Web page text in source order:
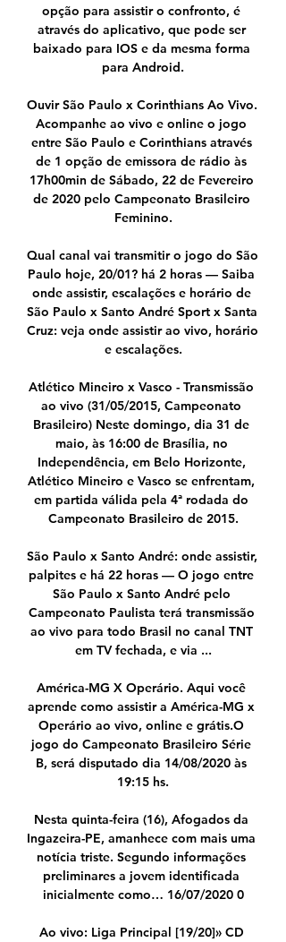
opção para assistir o confronto, é
através do aplicativo, que pode ser
baixado para IOS e da mesma forma
para Android.
Ouvir São Paulo x Corinthians Ao Vivo.
Acompanhe ao vivo e online o jogo
entre São Paulo e Corinthians através
de 1 opção de emissora de rádio às
17h00min de Sábado, 22 de Fevereiro
de 2020 pelo Campeonato Brasileiro
Feminino.
Qual canal vai transmitir o jogo do São
Paulo hoje, 20/01? há 2 horas — Saiba
onde assistir, escalações e horário de
São Paulo x Santo André Sport x Santa
Cruz: veja onde assistir ao vivo, horário
e escalações.
Atlético Mineiro x Vasco - Transmissão
ao vivo (31/05/2015, Campeonato
Brasileiro) Neste domingo, dia 31 de
maio, às 16:00 de Brasília, no
Independência, em Belo Horizonte,
Atlético Mineiro e Vasco se enfrentam,
em partida válida pela 4ª rodada do
Campeonato Brasileiro de 2015.
São Paulo x Santo André: onde assistir,
palpites e há 22 horas — O jogo entre
São Paulo x Santo André pelo
Campeonato Paulista terá transmissão
ao vivo para todo Brasil no canal TNT
em TV fechada, e via ...
América-MG X Operário. Aqui você
aprende como assistir a América-MG x
Operário ao vivo, online e grátis.O
jogo do Campeonato Brasileiro Série
B, será disputado dia 14/08/2020 às
19:15 hs.
Nesta quinta-feira (16), Afogados da
Ingazeira-PE, amanhece com mais uma
notícia triste. Segundo informações
preliminares a jovem identificada
inicialmente como… 16/07/2020 0
Ao vivo: Liga Principal [19/20]» CD